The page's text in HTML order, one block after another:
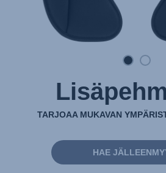
TARJOAA MUKAVAN
HAE